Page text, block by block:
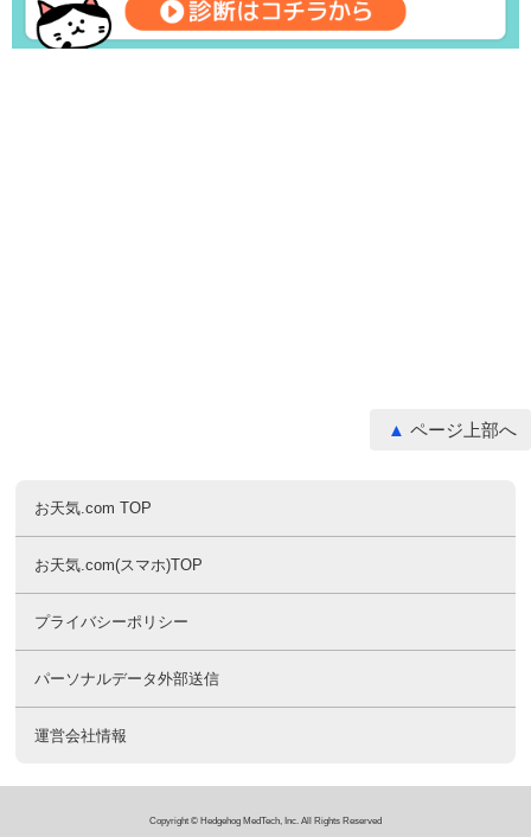
ページ上部へ
お天気.com TOP
お天気.com(スマホ)TOP
プライバシーポリシー
パーソナルデータ外部送信
運営会社情報
Copyright © Hedgehog MedTech, Inc. All Rights Reserved